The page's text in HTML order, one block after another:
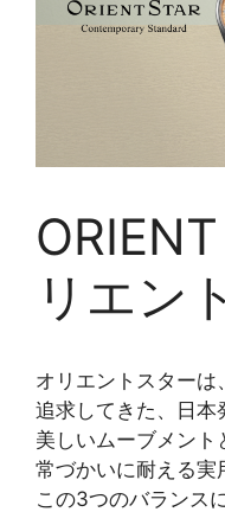
リエン
オリエントスターは
追求してきた、日本
美しいムーブメント
常づかいに耐える実
この3つのバランス